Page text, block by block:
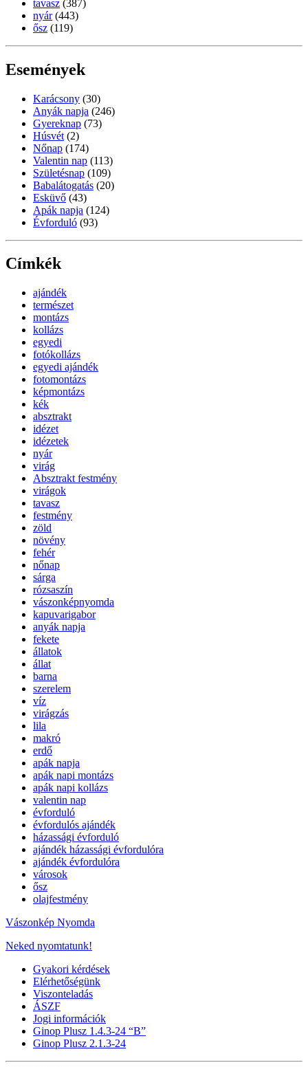
tavasz (387)
nyár (443)
ősz (119)
Események
Karácsony (30)
Anyák napja (246)
Gyereknap (73)
Húsvét (2)
Nőnap (174)
Valentin nap (113)
Születésnap (109)
Babalátogatás (20)
Esküvő (43)
Apák napja (124)
Évforduló (93)
Címkék
ajándék
természet
montázs
kollázs
egyedi
fotókollázs
egyedi ajándék
fotomontázs
képmontázs
kék
absztrakt
idézet
idézetek
nyár
virág
Absztrakt festmény
virágok
tavasz
festmény
zöld
növény
fehér
nőnap
sárga
rózsaszín
vászonképnyomda
kapuvarigabor
anyák napja
fekete
állatok
állat
barna
szerelem
víz
virágzás
lila
makró
erdő
apák napja
apák napi montázs
apák napi kollázs
valentin nap
évforduló
évfordulós ajándék
házassági évforduló
ajándék házassági évfordulóra
ajándék évfordulóra
városok
ősz
olajfestmény
Vászonkép Nyomda
Neked nyomtatunk!
Gyakori kérdések
Elérhetőségünk
Viszonteladás
ÁSZF
Jogi információk
Ginop Plusz 1.4.3-24 “B”
Ginop Plusz 2.1.3-24